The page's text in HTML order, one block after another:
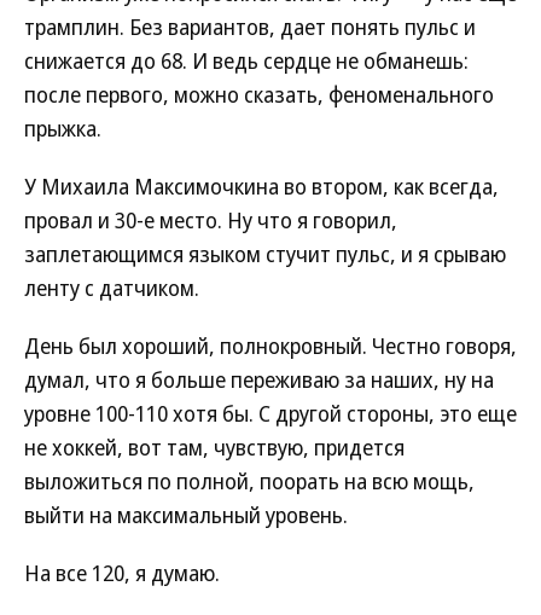
трамплин. Без вариантов, дает понять пульс и
снижается до 68. И ведь сердце не обманешь:
после первого, можно сказать, феноменального
прыжка.
У Михаила Максимочкина во втором, как всегда,
провал и 30-е место. Ну что я говорил,
заплетающимся языком стучит пульс, и я срываю
ленту с датчиком.
День был хороший, полнокровный. Честно говоря,
думал, что я больше переживаю за наших, ну на
уровне 100-110 хотя бы. С другой стороны, это еще
не хоккей, вот там, чувствую, придется
выложиться по полной, поорать на всю мощь,
выйти на максимальный уровень.
На все 120, я думаю.